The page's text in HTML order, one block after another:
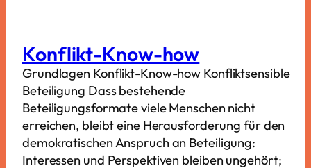
Konflikt-Know-how
Grundlagen Konflikt-Know-how Konfliktsensible
Beteiligung Dass bestehende
Beteiligungsformate viele Menschen nicht
erreichen, bleibt eine Herausforderung für den
demokratischen Anspruch an Beteiligung:
Interessen und Perspektiven bleiben ungehört;